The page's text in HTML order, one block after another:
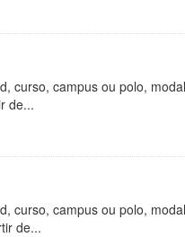
curso, campus ou polo,
de...
curso, campus ou polo,
de...